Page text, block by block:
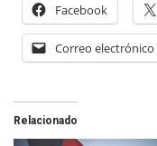
Facebook
Correo electrónico
Relacionado